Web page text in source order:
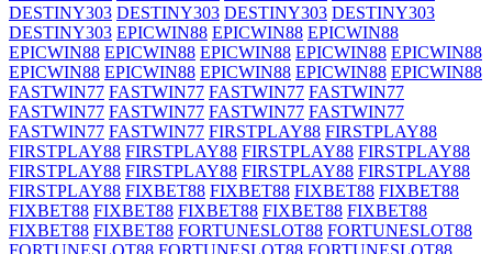
DESTINY303 DESTINY303 DESTINY303 DESTINY303
DESTINY303 EPICWIN88 EPICWIN88 EPICWIN88
EPICWIN88 EPICWIN88 EPICWIN88 EPICWIN88 EPICWIN88
EPICWIN88 EPICWIN88 EPICWIN88 EPICWIN88 EPICWIN88
FASTWIN77 FASTWIN77 FASTWIN77 FASTWIN77
FASTWIN77 FASTWIN77 FASTWIN77 FASTWIN77
FASTWIN77 FASTWIN77 FIRSTPLAY88 FIRSTPLAY88
FIRSTPLAY88 FIRSTPLAY88 FIRSTPLAY88 FIRSTPLAY88
FIRSTPLAY88 FIRSTPLAY88 FIRSTPLAY88 FIRSTPLAY88
FIRSTPLAY88 FIXBET88 FIXBET88 FIXBET88 FIXBET88
FIXBET88 FIXBET88 FIXBET88 FIXBET88 FIXBET88
FIXBET88 FIXBET88 FORTUNESLOT88 FORTUNESLOT88
FORTUNESLOT88 FORTUNESLOT88 FORTUNESLOT88